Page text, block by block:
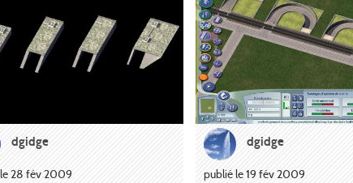
dgidge
28 fév 2009
dgidge
publié le 19 fév 2009